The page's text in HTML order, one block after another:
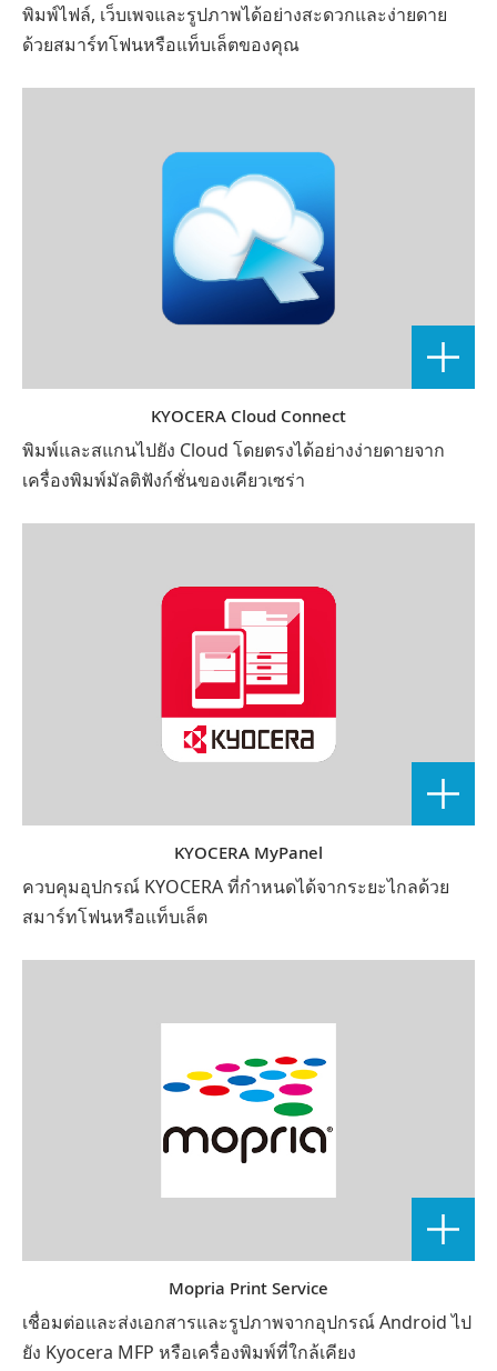
พิมพ์ไฟล์, เว็บเพจและรูปภาพได้อย่างสะดวกและง่ายดาย
ด้วยสมาร์ทโฟนหรือแท็บเล็ตของคุณ
KYOCERA Cloud Connect
พิมพ์และสแกนไปยัง Cloud โดยตรงได้อย่างง่ายดายจาก
เครื่องพิมพ์มัลติฟังก์ชั่นของเคียวเซร่า
KYOCERA MyPanel
ควบคุมอุปกรณ์ KYOCERA ที่กำหนดได้จากระยะไกลด้วย
สมาร์ทโฟนหรือแท็บเล็ต
Mopria Print Service
เชื่อมต่อและส่งเอกสารและรูปภาพจากอุปกรณ์ Android ไป
ยัง Kyocera MFP หรือเครื่องพิมพ์ที่ใกล้เคียง